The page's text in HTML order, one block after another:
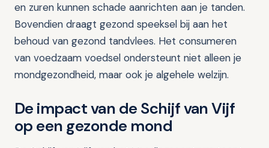
en zuren kunnen schade aanrichten aan je tanden.
Bovendien draagt gezond speeksel bij aan het
behoud van gezond tandvlees. Het consumeren
van voedzaam voedsel ondersteunt niet alleen je
mondgezondheid, maar ook je algehele welzijn.
De impact van de Schijf van Vijf
op een gezonde mond